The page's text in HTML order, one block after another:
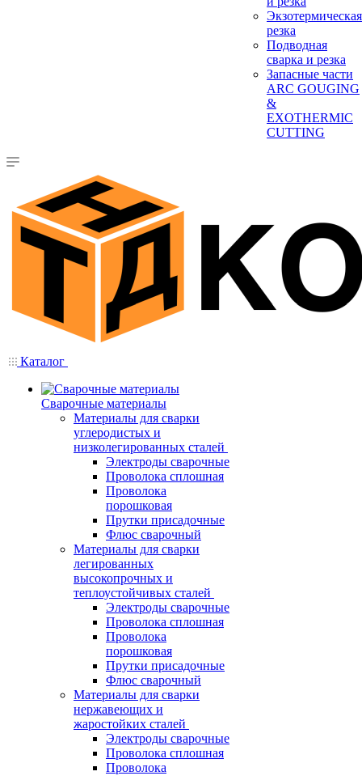
Экзотермическая
резка
Подводная
сварка и резка
Запасные части
ARC GOUGING
&
EXOTHERMIC
CUTTING
Каталог
Сварочные материалы
Материалы для сварки
углеродистых и
низколегированных сталей
Электроды сварочные
Проволока сплошная
Проволока
порошковая
Прутки присадочные
Флюс сварочный
Материалы для сварки
легированных
высокопрочных и
теплоустойчивых сталей
Электроды сварочные
Проволока сплошная
Проволока
порошковая
Прутки присадочные
Флюс сварочный
Материалы для сварки
нержавеющих и
жаростойких сталей
Электроды сварочные
Проволока сплошная
Проволока